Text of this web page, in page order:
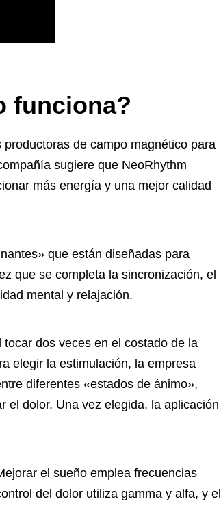
funciona?
de campo magnético para
sugiere que NeoRhythm
más energía y una mejor calidad
que están diseñadas para
que se completa la sincronización, el
mental y relajación.
dos veces en el costado de la
elegir la estimulación, la empresa
diferentes «estados de ánimo»,
el dolor. Una vez elegida, la aplicación
el sueño emplea frecuencias
del dolor utiliza gamma y alfa, y el